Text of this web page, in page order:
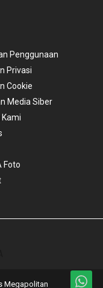
Penggunaan
Privasi
Cookie
Media Siber
Foto
Megapolitan